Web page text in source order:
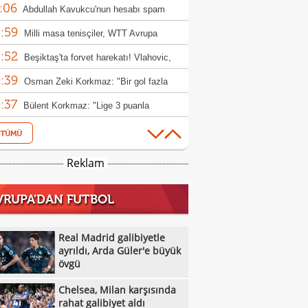
Abdullah Kavukcu'nun hesabı spam
uğradı!
Milli masa tenisçiler, WTT Avrupa
ilk turda veda etti
Beşiktaş'ta forvet harekatı! Vlahovic,
ve David
Osman Zeki Korkmaz: "Bir gol fazla
Bülent Korkmaz: "Lige 3 puanla
iyiydi"
Real Madrid galibiyetle ayrıldı, Arda
büyük övgü
ABB FOMGET, Miracle Ofem Usani'yi
yaptı
Galatasaray taraftarından Dursun
yürüyeceğiz"
7 gollü maçta Antalyaspor,
yıktı
Fenerbahçe arsaVev, Şampiyonlar Ligi'ne
etti! İsmail Köybaşı: "Bugün buraya kalbimi
Reklam
FUTBOL
Real Madrid galibiyetle
ayrıldı, Arda Güler'e büyük
övgü
Chelsea, Milan karşısında
rahat galibiyet aldı